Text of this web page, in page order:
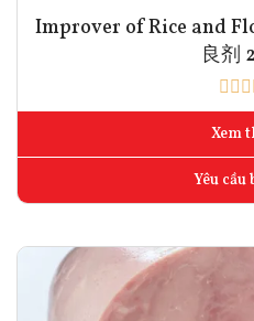
Improver of Rice and
良剂
Xem
Yêu cầu